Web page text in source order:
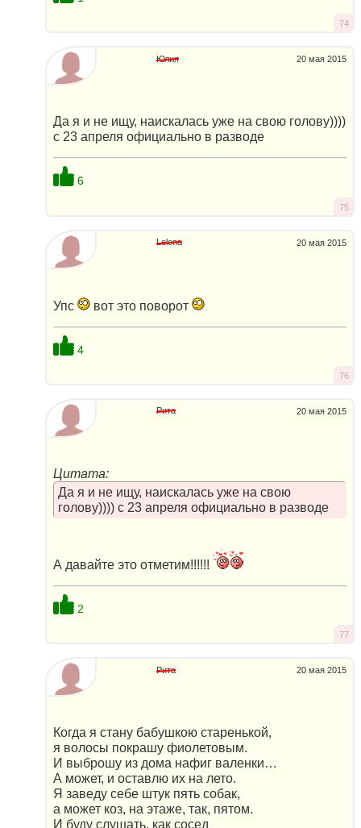
74
20 мая 2015
Юлия
Да я и не ищу, наискалась уже на свою голову))))
с 23 апреля официально в разводе
6
75
20 мая 2015
Lelena
Упс вот это поворот
4
76
20 мая 2015
Рита
Цитата:
Да я и не ищу, наискалась уже на свою
голову)))) с 23 апреля официально в разводе
А давайте это отметим!!!!!!
2
77
20 мая 2015
Рита
Когда я стану бабушкою старенькой,
я волосы покрашу фиолетовым.
И выброшу из дома нафиг валенки…
А может, и оставлю их на лето.
Я заведу себе штук пять собак,
а может коз, на этаже, так, пятом.
И буду слушать, как сосед